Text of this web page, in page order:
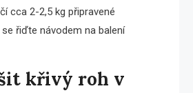
cca 2-2,5 kg připravené
řiďte návodem na balení
křivý roh v